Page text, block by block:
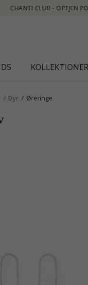
KOLLEKTIONER
Dyr Øreringe